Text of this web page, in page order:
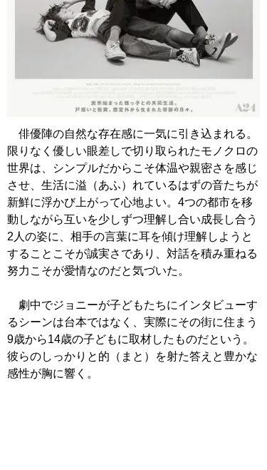
俳優陣の自然な存在感に一気に引き込まれる。
限りなく優しい眼差しで切り取られたモノクロの
世界は、シンプルだからこそ体温や親密さを感じ
させ、生活に溢（あふ）れているはずの音たちが
新鮮に浮かび上がって心地よい。4つの都市を移
動しながら互いを少しずつ理解し合い成長し合う
2人の姿に、相手の言葉に耳を傾け理解しようと
することこそが誠実さであり、対話を積み重ねる
努力こそが愛情なのだと気づいた。
劇中でジョニーが子どもたちにインタビューす
るシーンは台本ではなく、実際にその街に住まう
9歳から14歳の子どもに取材したものだという。
彼らのしっかりと的（まと）を射た答えと豊かな
感性が胸に響く。